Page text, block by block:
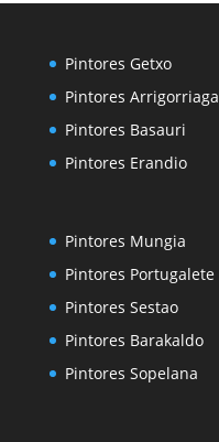
Pintores Getxo
Pintores Arrigorriaga
Pintores Basauri
Pintores Erandio
Pintores Mungia
Pintores Portugalete
Pintores Sestao
Pintores Barakaldo
Pintores Sopelana